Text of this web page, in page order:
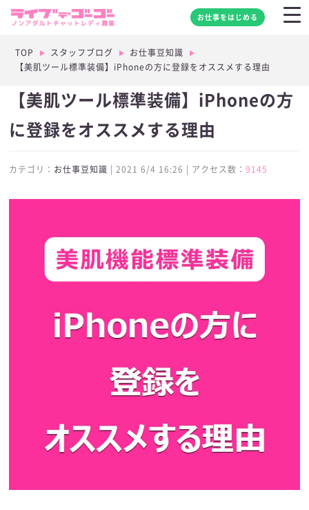
お仕事をはじめる
TOP スタッフブログ
お仕事豆知識
【美肌ツール標準装備】iPhoneの方に登録をオススメする理由
【美肌ツール標準装備】iPhoneの方
に登録をオススメする理由
カテゴリ： お仕事豆知識 | 2021 6/4 16:26 | アクセス数：9145